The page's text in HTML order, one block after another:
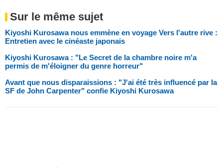
Sur le même sujet
Kiyoshi Kurosawa nous emmène en voyage Vers l'autre rive :
Entretien avec le cinéaste japonais
Kiyoshi Kurosawa : "Le Secret de la chambre noire m'a
permis de m'éloigner du genre horreur"
Avant que nous disparaissions : "J'ai été très influencé par la
SF de John Carpenter" confie Kiyoshi Kurosawa